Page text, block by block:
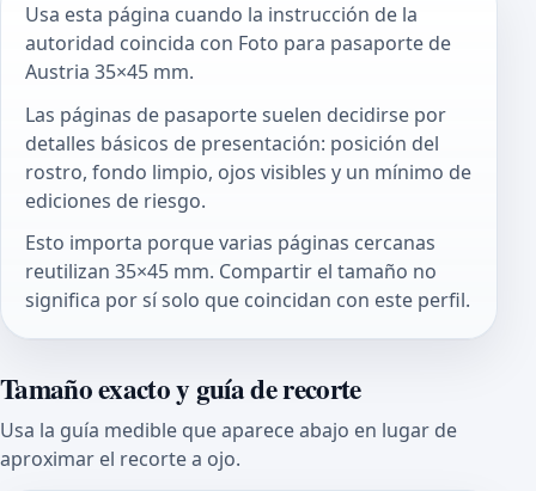
Usa esta página cuando la instrucción de la
autoridad coincida con Foto para pasaporte de
Austria 35×45 mm.
Las páginas de pasaporte suelen decidirse por
detalles básicos de presentación: posición del
rostro, fondo limpio, ojos visibles y un mínimo de
ediciones de riesgo.
Esto importa porque varias páginas cercanas
reutilizan 35×45 mm. Compartir el tamaño no
significa por sí solo que coincidan con este perfil.
Tamaño exacto y guía de recorte
Usa la guía medible que aparece abajo en lugar de
aproximar el recorte a ojo.